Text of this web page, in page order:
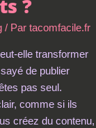
?
/ Par tacomfacile.fr
elle transformer
de publier
pas seul.
comme si ils
créez du contenu,